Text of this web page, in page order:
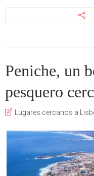
Peniche, un
pesquero
Lugares cercanos a